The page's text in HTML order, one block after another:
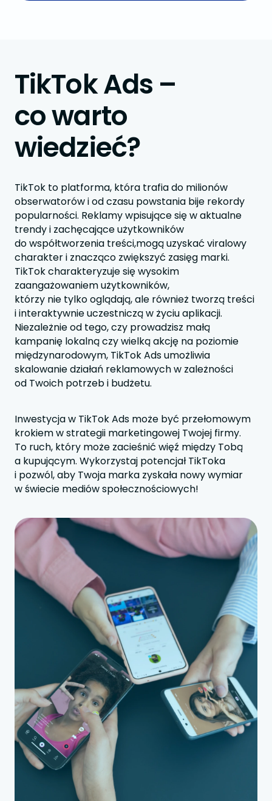
TikTok Ads –
co warto
wiedzieć?
TikTok to platforma, która trafia do milionów
obserwatorów i od czasu powstania bije rekordy
popularności. Reklamy wpisujące się w aktualne
trendy i zachęcające użytkowników
do współtworzenia treści,mogą uzyskać viralowy
charakter i znacząco zwiększyć zasięg marki.
TikTok charakteryzuje się wysokim
zaangażowaniem użytkowników,
którzy nie tylko oglądają, ale również tworzą treści
i interaktywnie uczestniczą w życiu aplikacji.
Niezależnie od tego, czy prowadzisz małą
kampanię lokalną czy wielką akcję na poziomie
międzynarodowym, TikTok Ads umożliwia
skalowanie działań reklamowych w zależności
od Twoich potrzeb i budżetu.
Inwestycja w TikTok Ads może być przełomowym
krokiem w strategii marketingowej Twojej firmy.
To ruch, który może zacieśnić więź między Tobą
a kupującym. Wykorzystaj potencjał TikToka
i pozwól, aby Twoja marka zyskała nowy wymiar
w świecie mediów społecznościowych!